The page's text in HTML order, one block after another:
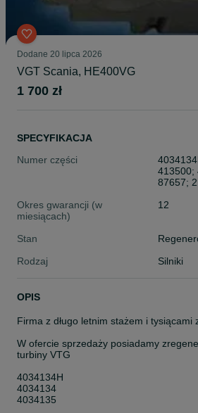
Dodane 20 lipca 2026
VGT Scania, HE400VG
1 700 zł
SPECYFIKACJA
Numer części
413500;
87657;
Okres gwarancji (w
miesiącach)
12
Stan
Rodzaj
Silniki
OPIS
Firma z długo letnim stażem i tysiącami
W ofercie sprzedaży posiadamy
turbiny VTG
4034134H
4034134
4034135